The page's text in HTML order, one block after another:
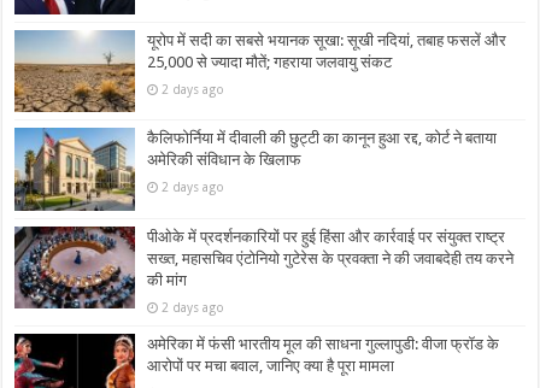
यूरोप में सदी का सबसे भयानक सूखा: सूखी नदियां, तबाह फसलें और
25,000 से ज्यादा मौतें; गहराया जलवायु संकट
2 days ago
कैलिफोर्निया में दीवाली की छुट्टी का कानून हुआ रद्द, कोर्ट ने बताया
अमेरिकी संविधान के खिलाफ
2 days ago
पीओके में प्रदर्शनकारियों पर हुई हिंसा और कार्रवाई पर संयुक्त राष्ट्र
सख्त, महासचिव एंटोनियो गुटेरेस के प्रवक्ता ने की जवाबदेही तय करने
की मांग
2 days ago
अमेरिका में फंसी भारतीय मूल की साधना गुल्लापुडी: वीजा फ्रॉड के
आरोपों पर मचा बवाल, जानिए क्या है पूरा मामला